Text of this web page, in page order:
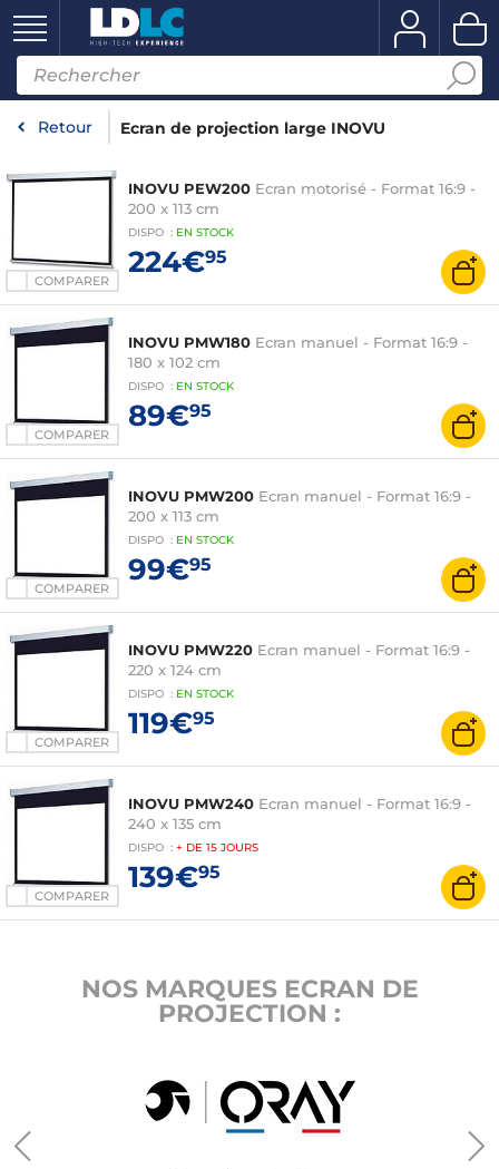
Retour Ecran de projection large INOVU
COMPARER
INOVU PEW200 Ecran motorisé - Format 16:9 -
200 x 113 cm
DISPO : EN STOCK
224€95
COMPARER
INOVU PMW180 Ecran manuel - Format 16:9 -
180 x 102 cm
DISPO : EN STOCK
89€95
COMPARER
INOVU PMW200 Ecran manuel - Format 16:9 -
200 x 113 cm
DISPO : EN STOCK
99€95
COMPARER
INOVU PMW220 Ecran manuel - Format 16:9 -
220 x 124 cm
DISPO : EN STOCK
119€95
COMPARER
INOVU PMW240 Ecran manuel - Format 16:9 -
240 x 135 cm
DISPO : + DE 15 JOURS
139€95
NOS MARQUES ECRAN DE
PROJECTION :